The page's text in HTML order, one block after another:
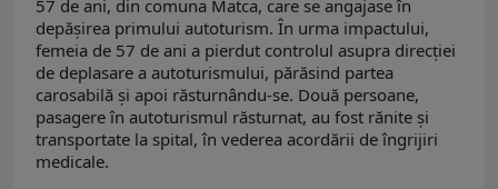
57 de ani, din comuna Matca, care se angajase în
depășirea primului autoturism. În urma impactului,
femeia de 57 de ani a pierdut controlul asupra direcției
de deplasare a autoturismului, părăsind partea
carosabilă și apoi răsturnându-se. Două persoane,
pasagere în autoturismul răsturnat, au fost rănite și
transportate la spital, în vederea acordării de îngrijiri
medicale.